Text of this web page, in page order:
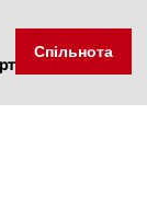
Спільнота